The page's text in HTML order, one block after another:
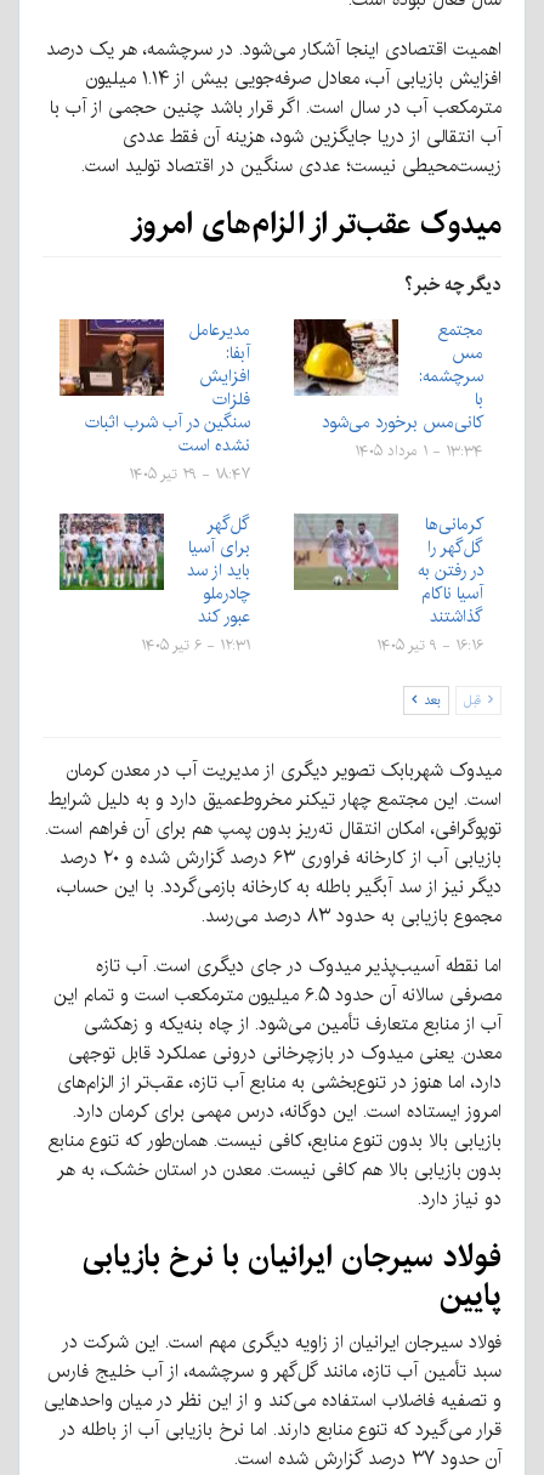
اهمیت اقتصادی اینجا آشکار می‌شود. در سرچشمه، هر یک درصد
افزایش بازیابی آب، معادل صرفه‌جویی بیش از ۱
. ۱۴ میلیون
مترمکعب آب در سال است. اگر قرار باشد چنین حجمی از آب با
آب انتقالی از دریا جایگزین شود، هزینه آن فقط عددی
زیست‌محیطی نیست؛ عددی سنگین در اقتصاد تولید است.
میدوک عقب‌ترازالزام‌های امروز
دیگر چه خبر؟
مجتمع
مس
سرچشمه:
با
کانی‌مس برخورد می‌شود
۱۳:۳۴ - ۱ مرداد ۱۴۰۵
مدیرعامل
آبفا:
افزایش
فلزات
سنگین در آب شرب اثبات
نشده است
۱۸:۴۷ - ۲۹ تیر ۱۴۰۵
کرمانی‌ها
گل‌گهر را
در رفتن به
آسیا ناکام
گذاشتند
۱۶:۱۶ - ۹ تیر ۱۴۰۵
گل‌گهر
برای آسیا
باید از سد
چادرملو
عبور کند
۱۲:۳۱ - ۶ تیر ۱۴۰۵
قبل بعد
میدوک شهربابک تصویر دیگری از مدیریت آب در معدن کرمان
است. این مجتمع چهار تیکنر مخروط‌عمیق دارد و به دلیل شرایط
توپوگرافی، امکان انتقال ته‌ریز بدون پمپ هم برای آن فراهم است.
بازیابی آب از کارخانه فراوری ۶۳ درصد گزارش شده و ۲۰ درصد
دیگر نیز از سد آبگیر باطله به کارخانه بازمی‌گردد. با این حساب،
مجموع بازیابی به حدود ۸۳ درصد می‌رسد
.
اما نقطه آسیب‌پذیر میدوک در جای دیگری است.آب تازه
مصرفی سالانه آن حدود ۶ . ۵ میلیون مترمکعب است و تمام این
آب از منابع متعارف تأمین می‌شود. از چاه بنه‌یکه و زهکشی
معدن. یعنی میدوک در بازچرخانی درونی عملکرد قابل توجهی
دارد، اما هنوز در تنوع‌بخشی به منابع آب تازه، عقب‌تر از الزام‌های
امروز ایستاده است. این دوگانه، درس مهمی برای کرمان دارد.
بازیابی بالا بدون تنوع منابع، کافی نیست. همان‌طور که تنوع منابع
بدون بازیابی بالا هم کافی نیست. معدن در استان خشک، به هر
دو نیاز دارد.
فولاد سیرجان ایرانیان با نرخ بازیابی
پایین
فولاد سیرجان ایرانیان از زاویه دیگری مهم است. این شرکت در
سبد تأمین آب تازه، مانند گل‌گهر و سرچشمه، از آب خلیج فارس
و تصفیه فاضلاب استفاده می‌کند و از این نظر در میان واحدهایی
قرار می‌گیرد که تنوع منابع دارند. اما نرخ بازیابی آب از باطله در
آن حدود ۳۷ درصد گزارش شده است
.